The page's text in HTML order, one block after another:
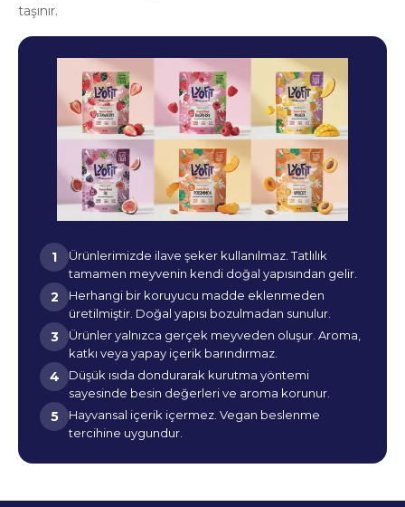
taşınır.
1
Ürünlerimizde ilave şeker kullanılmaz. Tatlılık
tamamen meyvenin kendi doğal yapısından gelir.
2
Herhangi bir koruyucu madde eklenmeden
üretilmiştir. Doğal yapısı bozulmadan sunulur.
3
Ürünler yalnızca gerçek meyveden oluşur. Aroma,
katkı veya yapay içerik barındırmaz.
4
Düşük ısıda dondurarak kurutma yöntemi
sayesinde besin değerleri ve aroma korunur.
5
Hayvansal içerik içermez. Vegan beslenme
tercihine uygundur.